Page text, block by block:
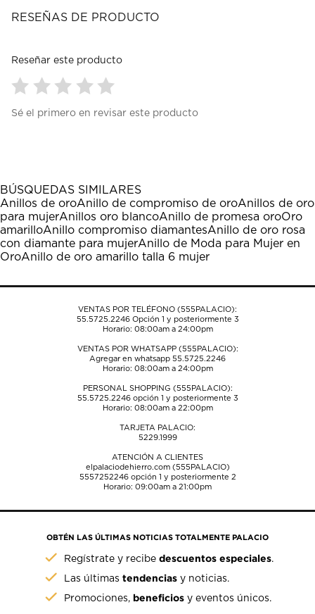
RESEÑAS DE PRODUCTO
Reseñar este producto
para
1
estrella
Esta
acción
abrirá
el
formulario
envío.
para
estrellas.
Esta
acción
abrirá
el
formulario
envío.
para
estrellas.
Esta
acción
abrirá
el
formulario
envío.
para
estrellas.
Esta
acción
abrirá
el
formulario
envío.
para
estrellas.
Esta
acción
abrirá
el
formulario
envío.
Sé el primero en revisar este producto
BÚSQUEDAS SIMILARES
Anillos de oroAnillo de compromiso de oroAnillos de oro
para mujerAnillos oro blancoAnillo de promesa oroOro
amarilloAnillo compromiso diamantesAnillo de oro rosa
con diamante para mujerAnillo de Moda para Mujer en
OroAnillo de oro amarillo talla 6 mujer
VENTAS POR TELÉFONO (555PALACIO):
55.5725.2246Opción 1 y posteriormente 3
Horario: 08:00am a 24:00pm
VENTAS POR WHATSAPP (555PALACIO):
Agregar en whatsapp 55.5725.2246
Horario: 08:00am a 24:00pm
PERSONAL SHOPPING (555PALACIO):
55.5725.2246opción 1 y posteriormente 3
Horario: 08:00am a 22:00pm
TARJETA PALACIO:
5229.1999
ATENCIÓN A CLIENTES
elpalaciodehierro.com (555PALACIO)
5557252246opción 1 y posteriormente 2
Horario: 09:00am a 21:00pm
OBTÉN LAS ÚLTIMAS NOTICIAS TOTALMENTE PALACIO
Regístrate y recibedescuentos especiales.
Las últimastendencias y noticias.
Promociones, beneficios y eventos únicos.